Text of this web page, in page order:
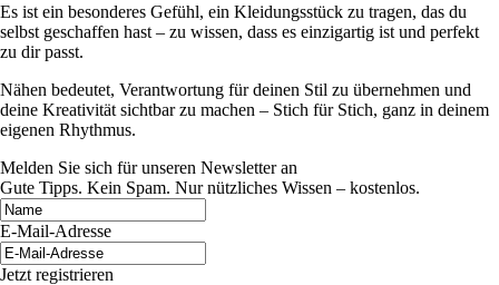
Es ist ein besonderes Gefühl, ein Kleidungsstück zu tragen, das du
selbst geschaffen hast – zu wissen, dass es einzigartig ist und perfekt
zu dir passt.
Nähen bedeutet, Verantwortung für deinen Stil zu übernehmen und
deine Kreativität sichtbar zu machen – Stich für Stich, ganz in deinem
eigenen Rhythmus.
Melden Sie sich für unseren Newsletter an
Gute Tipps. Kein Spam. Nur nützliches Wissen – kostenlos.
E-Mail-Adresse
Jetzt registrieren